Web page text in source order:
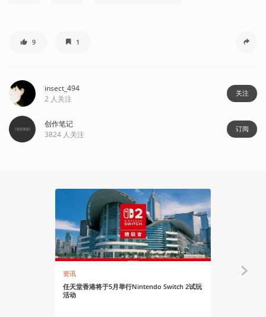
9 1
insect_494
2 人关注
关注
创作笔记
3824 人关注
订阅
资讯
任天堂香港将于5月举行Nintendo Switch 2试玩
活动